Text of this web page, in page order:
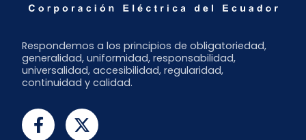
Respondemos a los principios de obligatoriedad,
generalidad, uniformidad, responsabilidad,
universalidad, accesibilidad, regularidad,
continuidad y calidad.